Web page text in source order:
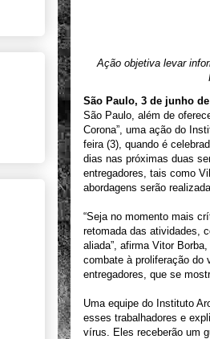
Ação objetiva levar
São Paulo, 3 de junho de
São Paulo, além de
Corona”, uma ação do
feira (3), quando é
dias nas próximas duas
entregadores, tais como
abordagens serão
“Seja no momento mais
retomada das atividades,
aliada”, afirma Vitor
combate à proliferação do
entregadores, que se
Uma equipe do Instituto
esses trabalhadores e
vírus. Eles receberão um